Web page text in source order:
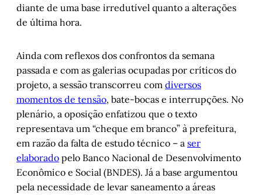
diante de uma base irredutível quanto a alterações
de última hora.
Ainda com reflexos dos confrontos da semana
passada e com as galerias ocupadas por críticos do
projeto, a sessão transcorreu com diversos
momentos de tensão, bate-bocas e interrupções. No
plenário, a oposição enfatizou que o texto
representava um “cheque em branco” à prefeitura,
em razão da falta de estudo técnico – a ser
elaborado pelo Banco Nacional de Desenvolvimento
Econômico e Social (BNDES). Já a base argumentou
pela necessidade de levar saneamento a áreas